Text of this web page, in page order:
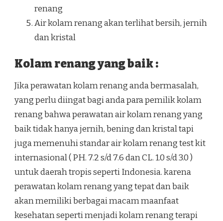
renang
Air kolam renang akan terlihat bersih, jernih
dan kristal
Kolam renang yang baik :
Jika perawatan kolam renang anda bermasalah,
yang perlu diingat bagi anda para pemilik kolam
renang bahwa perawatan air kolam renang yang
baik tidak hanya jernih, bening dan kristal tapi
juga memenuhi standar air kolam renang test kit
internasional ( PH. 7.2 s/d 7.6 dan CL. 1.0 s/d 3.0 )
untuk daerah tropis seperti Indonesia. karena
perawatan kolam renang yang tepat dan baik
akan memiliki berbagai macam maanfaat
kesehatan seperti menjadi kolam renang terapi